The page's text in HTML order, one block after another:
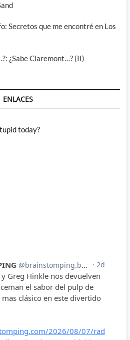
Secretos que me encontré en Los
¿Sabe Claremont…? (II)
ENLACES
today?